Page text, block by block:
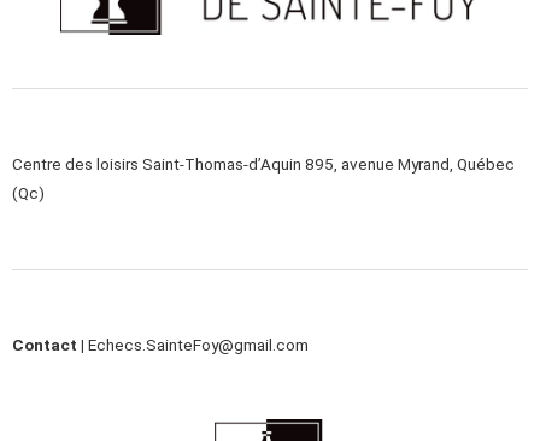
Centre des loisirs Saint-Thomas-d’Aquin 895, avenue Myrand, Québec
(Qc)
Contact | Echecs.SainteFoy@gmail.com